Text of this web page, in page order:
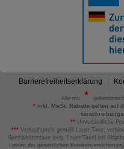
Barrierefreiheitserklärung
Alle mit
*inkl. MwSt. Rabatte gelten auf
** Unverbindliche
*** Verkaufspreis gemäß Lauer-Taxe;
Spezialitätentaxe (sog. Lauer-Taxe) bei
Lasten der gesetzlichen